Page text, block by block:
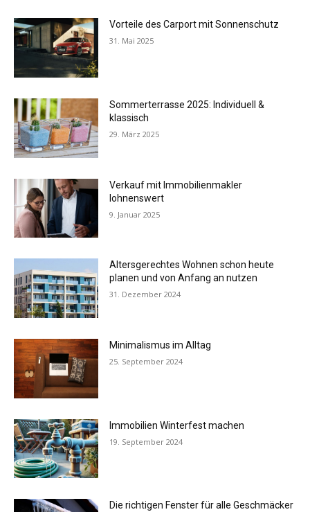
Vorteile des Carport mit Sonnenschutz
31. Mai 2025
Sommerterrasse 2025: Individuell &
klassisch
29. März 2025
Verkauf mit Immobilienmakler
lohnenswert
9. Januar 2025
Altersgerechtes Wohnen schon heute
planen und von Anfang an nutzen
31. Dezember 2024
Minimalismus im Alltag
25. September 2024
Immobilien Winterfest machen
19. September 2024
Die richtigen Fenster für alle Geschmäcker